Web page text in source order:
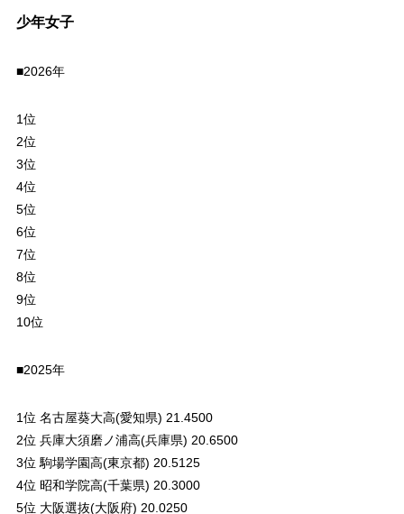
少年女子
■2026年
1位
2位
3位
4位
5位
6位
7位
8位
9位
10位
■2025年
1位 名古屋葵大高(愛知県) 21.4500
2位 兵庫大須磨ノ浦高(兵庫県) 20.6500
3位 駒場学園高(東京都) 20.5125
4位 昭和学院高(千葉県) 20.3000
5位 大阪選抜(大阪府) 20.0250